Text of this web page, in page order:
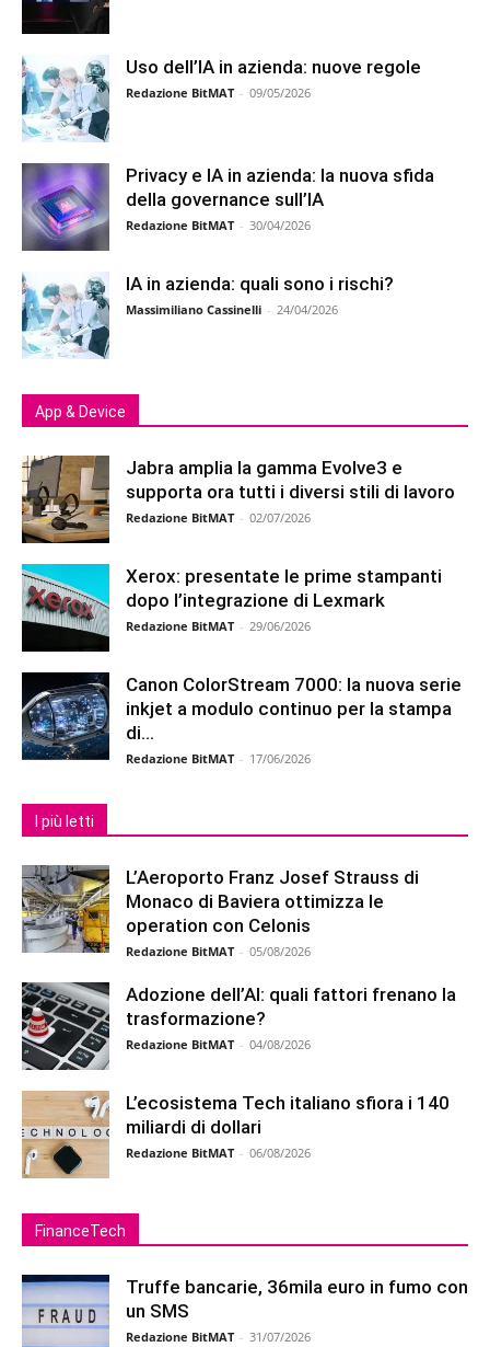
Uso dell’IA in azienda: nuove regole
Redazione BitMAT - 09/05/2026
Privacy e IA in azienda: la nuova sfida
della governance sull’IA
Redazione BitMAT - 30/04/2026
IA in azienda: quali sono i rischi?
Massimiliano Cassinelli - 24/04/2026
App & Device
Jabra amplia la gamma Evolve3 e
supporta ora tutti i diversi stili di lavoro
Redazione BitMAT - 02/07/2026
Xerox: presentate le prime stampanti
dopo l’integrazione di Lexmark
Redazione BitMAT - 29/06/2026
Canon ColorStream 7000: la nuova serie
inkjet a modulo continuo per la stampa
di...
Redazione BitMAT - 17/06/2026
I più letti
L’Aeroporto Franz Josef Strauss di
Monaco di Baviera ottimizza le
operation con Celonis
Redazione BitMAT - 05/08/2026
Adozione dell’AI: quali fattori frenano la
trasformazione?
Redazione BitMAT - 04/08/2026
L’ecosistema Tech italiano sfiora i 140
miliardi di dollari
Redazione BitMAT - 06/08/2026
FinanceTech
Truffe bancarie, 36mila euro in fumo con
un SMS
Redazione BitMAT - 31/07/2026